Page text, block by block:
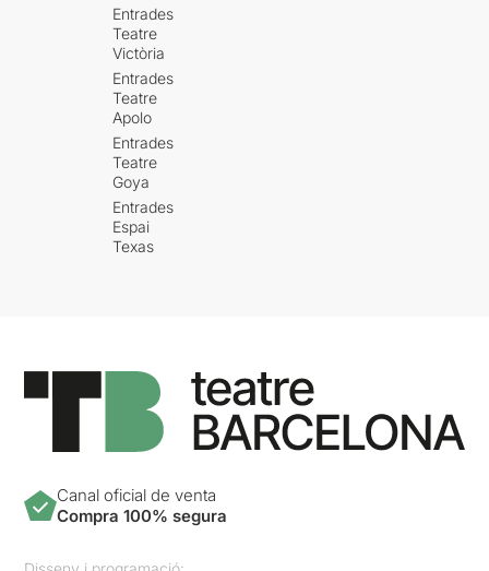
Entrades
Teatre
Victòria
Entrades
Teatre
Apolo
Entrades
Teatre
Goya
Entrades
Espai
Texas
Canal oficial de venta
Compra 100% segura